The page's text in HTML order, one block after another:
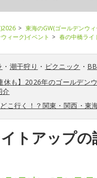
東海のGW(ゴールデンウ
ィーク)イベント
春の中橋ライ
・ 潮干狩り ・ ピクニック ・
休も】2026年のゴールデン
介
こ行く！？関東・関西・東
トアップの